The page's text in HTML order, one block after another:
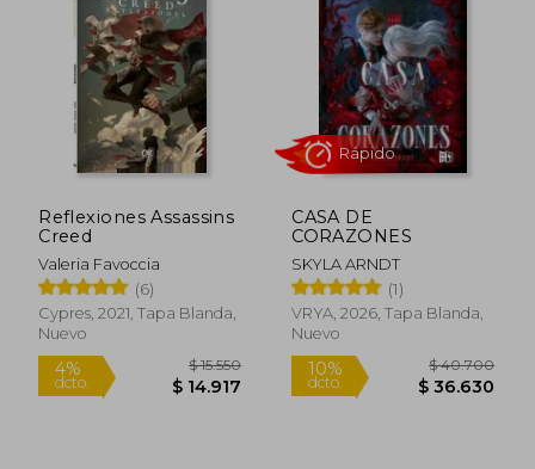
50%
dcto.
$ 156.730
$ 78.365
50%
dcto.
Reflexiones Assassins
Creed
Valeria Favoccia
(6)
Cypres, 2021, Tapa Blanda,
Nuevo
CASA DE
CORAZONES
SKYLA ARNDT
(1)
VRYA, 2026, Tapa Blanda,
Nuevo